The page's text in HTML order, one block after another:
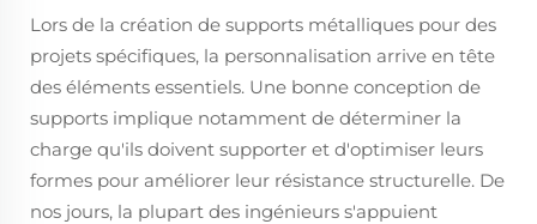
Lors de la création de supports métalliques pour des
projets spécifiques, la personnalisation arrive en tête
des éléments essentiels. Une bonne conception de
supports implique notamment de déterminer la
charge qu'ils doivent supporter et d'optimiser leurs
formes pour améliorer leur résistance structurelle. De
nos jours, la plupart des ingénieurs s'appuient